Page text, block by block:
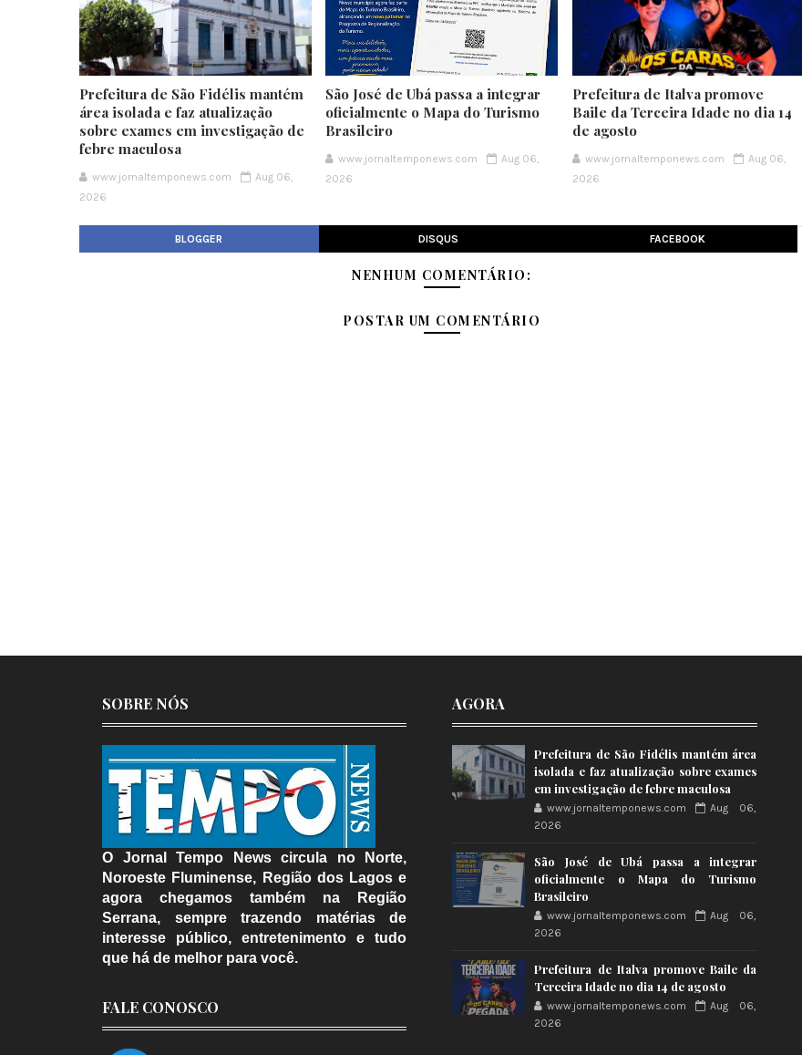
Prefeitura de São Fidélis mantém
área isolada e faz atualização
sobre exames em investigação de
febre maculosa
www.jornaltemponews.com
Aug 06,
2026
São José de Ubá passa a integrar
oficialmente o Mapa do Turismo
Brasileiro
www.jornaltemponews.com
Aug 06,
2026
Prefeitura de Italva promove
Baile da Terceira Idade no dia 14
de agosto
www.jornaltemponews.com
Aug 06,
2026
BLOGGER DISQUS FACEBOOK
NENHUM COMENTÁRIO:
POSTAR UM COMENTÁRIO
SOBRE NÓS
O Jornal Tempo News circula no Norte,
Noroeste Fluminense, Região dos Lagos e
agora chegamos também na Região
Serrana, sempre trazendo matérias de
interesse público, entretenimento e tudo
que há de melhor para você.
FALE CONOSCO
AGORA
Prefeitura de São Fidélis mantém área
isolada e faz atualização sobre exames
em investigação de febre maculosa
www.jornaltemponews.com
Aug 06,
2026
São José de Ubá passa a integrar
oficialmente o Mapa do Turismo
Brasileiro
www.jornaltemponews.com
Aug 06,
2026
Prefeitura de Italva promove Baile da
Terceira Idade no dia 14 de agosto
www.jornaltemponews.com
Aug 06,
2026